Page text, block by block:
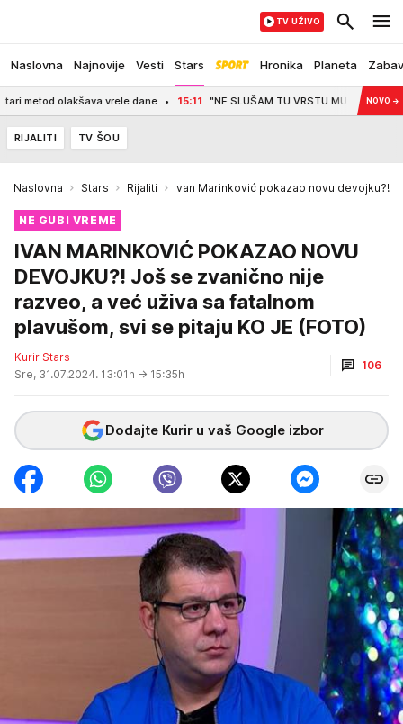
Naslovna Najnovije Vesti Stars Hronika Planeta
TV UŽIVO
vrele dane 15:11 "NE SLUŠAM TU VRSTU MUZIKE" Desingerica o
NOVO →
RIJALITI TV ŠOU
Naslovna Stars Rijaliti Ivan Marinković pokazao novu devojku?!
NE GUBI VREME
IVAN MARINKOVIĆ POKAZAO NOVU
DEVOJKU?! Još se zvanično nije
razveo, a već uživa sa fatalnom
plavušom, svi se pitaju KO JE (FOTO)
Kurir Stars
Sre, 31.07.2024. 13:01h → 15:35h
106
Dodajte Kurir u vaš Google izbor